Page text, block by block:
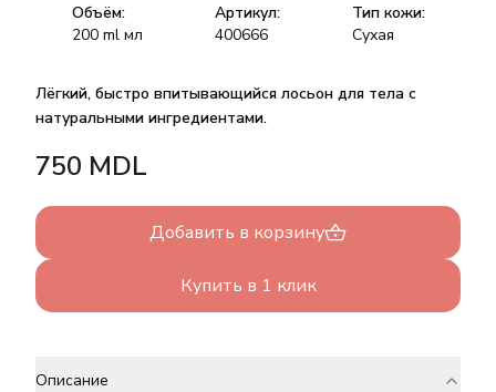
Объём:
200 mlмл
Артикул:
400666
Тип кожи:
Сухая
Лёгкий, быстро впитывающийся лосьон для тела с
натуральными ингредиентами.
750 MDL
Добавить в корзину
Купить в 1 клик
Описание